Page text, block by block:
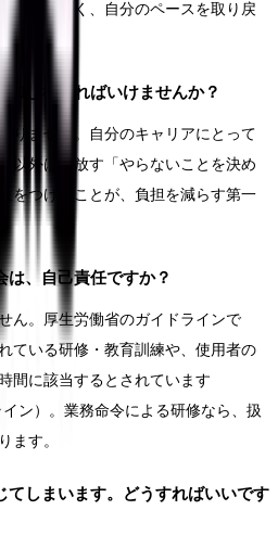
退ではなく、自分のペースを取り戻
しなければいけませんか？
りません。自分のキャリアにとって
以外は手放す「やらないことを決め
をつけることが、負担を減らす第一
は、自己責任ですか？
ん。厚生労働省のガイドラインで
ている研修・教育訓練や、使用者の
間に該当するとされています
イン）。業務命令による研修なら、扱
ます。
てしまいます。どうすればいいです